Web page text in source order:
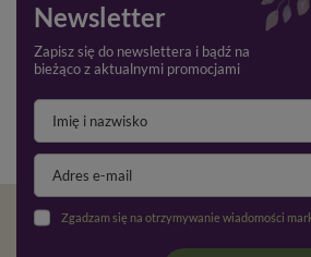
Newsletter
Zapisz się do newslettera i bądź na
bieżąco z aktualnymi promocjami
Zgadzam się na otrzymywanie wiadomości marketingowych na podany adres e-mail